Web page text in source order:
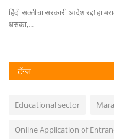
हिंदी सक्तीचा सरकारी आदेश रद्द! हा
धसका,...
टॅग्ज
Educational sector
Online Application of